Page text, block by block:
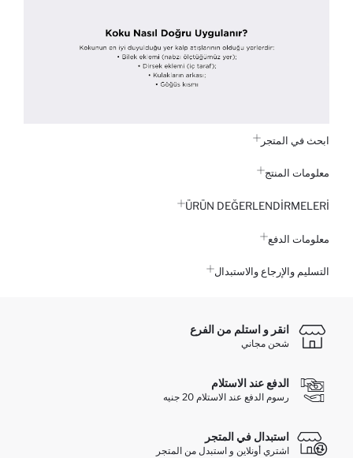
ابحث في المتجر
معلومات المنتج
ÜRÜN DEĞERLENDİRMELERİ
معلومات الدفع
التسليم والإرجاع والاستبدال
انقر و استلم من الفرع
شحن مجاني
الدفع عند الاستلام
رسوم الدفع عند الاستلام 20 جنيه
استبدال في المتجر
اشتري أونلاين و استبدل من المتجر